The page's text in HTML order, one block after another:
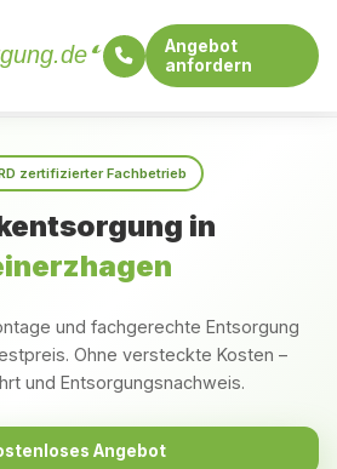
Angebot
anfordern
zertifizierter Fachbetrieb
in
und fachgerechte Entsorgung
Ohne versteckte Kosten –
und Entsorgungsnachweis.
Angebot